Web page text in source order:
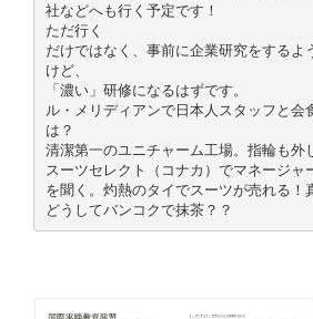
社などへも行く予定です！
ただ行く
だけではなく、事前に企業研究をするよ
けど、
「濃い」研修になるはずです。
ル・メリディアンで日本人スタッフと会
は？
清潔第一のユニチャーム工場。指輪も外
スーツセレクト（コナカ）でマネージャ
を聞く。灼熱のタイでスーツが売れる！